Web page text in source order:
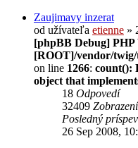
Zaujimavy inzerat
od užívateľa etienne »
[phpBB Debug]
[ROOT]/vendor/
on line 1266: count():
object that
18 Odpovedí
32409 Zobrazení
Posledný
26 Sep 2008,